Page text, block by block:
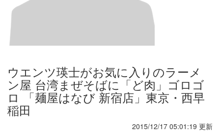
ウエンツ瑛士がお気に入りのラーメ
ン屋 台湾まぜそばに「ど肉」ゴロゴ
ロ 「麺屋はなび 新宿店」東京・西早
稲田
2015/12/17 05:01:19 更新